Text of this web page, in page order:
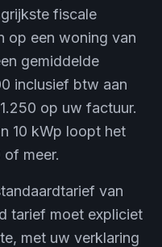
fiscale
op een woning van
gemiddelde
inclusief btw aan
op uw factuur.
10 kWp loopt het
meer.
van
tarief moet expliciet
met uw verklaring